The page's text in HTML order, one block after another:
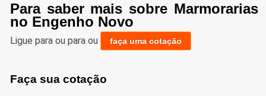
Para saber mais sobre Marmorarias
no Engenho Novo
Ligue paraou paraou faça uma cotação
Faça sua cotação